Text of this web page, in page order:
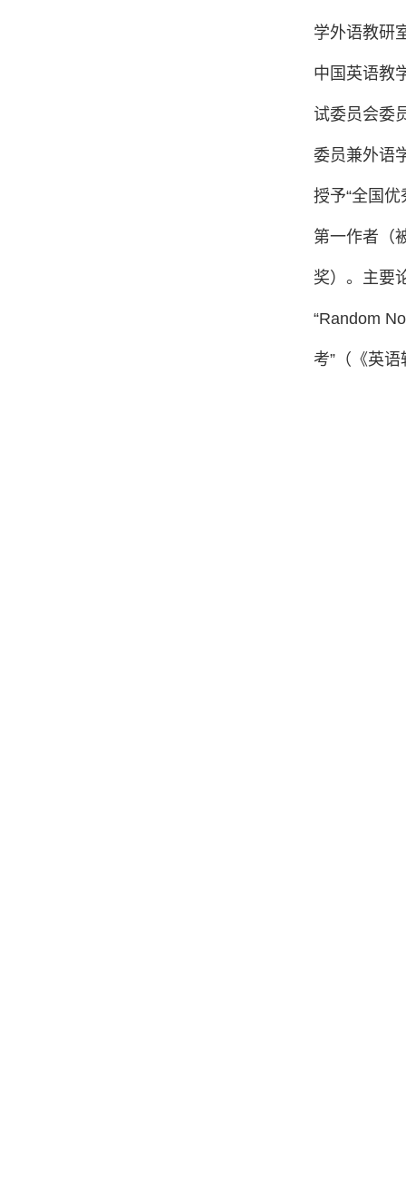
学外语教研
中国英语教
试委员会委
委员兼外语
授予“全国
第一作者（
奖）。主要
“Random
考”（《英